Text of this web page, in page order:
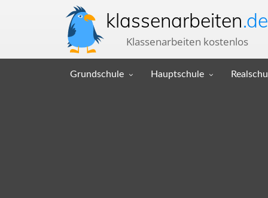
klassenarbeiten.de
Klassenarbeiten kostenlos
Grundschule Hauptschule